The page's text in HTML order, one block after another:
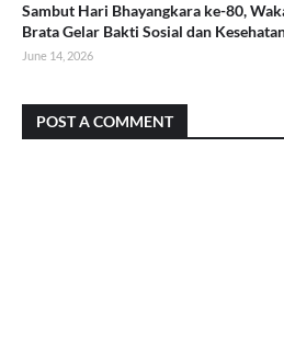
Sambut Hari Bhayangkara ke-80,
Brata Gelar Bakti Sosial dan
June 14, 2026
POST A COMMENT